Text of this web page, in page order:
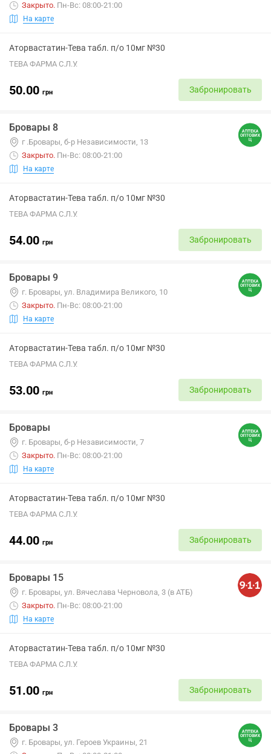
Закрыто. Пн-Вс: 08:00-21:00
На карте
Аторвастатин-Тева табл. п/о 10мг №30
ТЕВА ФАРМА С.Л.У.
50.00 грн Забронировать
Бровары 8
г .Бровары, б-р Независимости, 13
Закрыто. Пн-Вс: 08:00-21:00
На карте
Аторвастатин-Тева табл. п/о 10мг №30
ТЕВА ФАРМА С.Л.У.
54.00 грн Забронировать
Бровары 9
г. Бровары, ул. Владимира Великого, 10
Закрыто. Пн-Вс: 08:00-21:00
На карте
Аторвастатин-Тева табл. п/о 10мг №30
ТЕВА ФАРМА С.Л.У.
53.00 грн Забронировать
Бровары
г. Бровары, б-р Независимости, 7
Закрыто. Пн-Вс: 08:00-21:00
На карте
Аторвастатин-Тева табл. п/о 10мг №30
ТЕВА ФАРМА С.Л.У.
44.00 грн Забронировать
Бровары 15
г. Бровары, ул. Вячеслава Черновола, 3 (в АТБ)
Закрыто. Пн-Вс: 08:00-21:00
На карте
Аторвастатин-Тева табл. п/о 10мг №30
ТЕВА ФАРМА С.Л.У.
51.00 грн Забронировать
Бровары 3
г. Бровары, ул. Героев Украины, 21